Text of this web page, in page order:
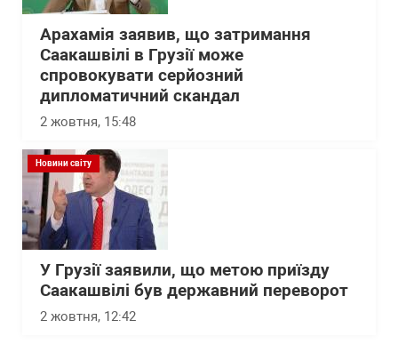
Арахамія заявив, що затримання
Саакашвілі в Грузії може
спровокувати серйозний
дипломатичний скандал
2 жовтня, 15:48
Новини світу
У Грузії заявили, що метою приїзду
Саакашвілі був державний переворот
2 жовтня, 12:42